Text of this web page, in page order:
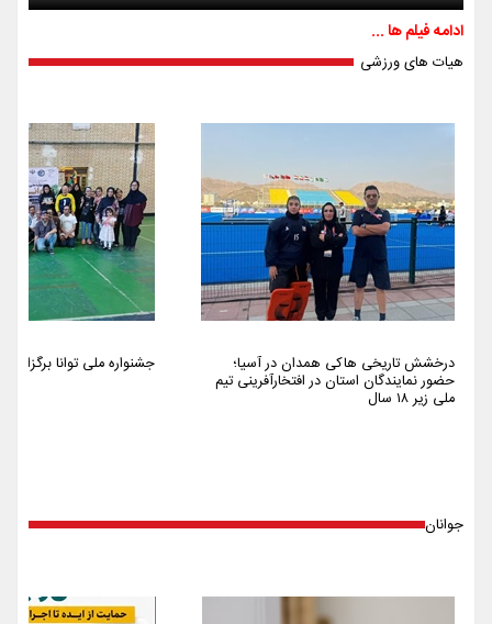
ادامه فیلم ها ...
هیات های ورزشی
درخشش تاریخی هاکی همدان در آسیا؛
حضور نمایندگان استان در افتخارآفرینی تیم
ملی زیر ۱۸ سال
جشنواره ملی توانا برگزار شد
جوانان